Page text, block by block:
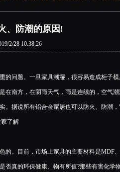
、防潮的原因!
2/28 10:38:26
问题。一旦家具潮湿，很容易造成柜子模
在南方，在阴雨天气，雨是连续的，空气
。据说所有铝合金家居也可以防火、防潮
了解
。目前，市场上家具的主要材料是MDF、
否真的环保健康、物有所值?那些有害化学